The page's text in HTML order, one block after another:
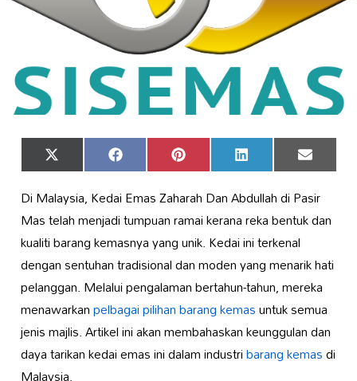
Share
on
X
(Twitter)
Share
on
Facebook Share
on
Pinterest Share
on
LinkedIn Share
on
Email
Di Malaysia, Kedai Emas Zaharah Dan Abdullah di Pasir
Mas telah menjadi tumpuan ramai kerana reka bentuk dan
kualiti barang kemasnya yang unik. Kedai ini terkenal
dengan sentuhan tradisional dan moden yang menarik hati
pelanggan. Melalui pengalaman bertahun-tahun, mereka
menawarkanpelbagai pilihan barang kemasuntuk semua
jenis majlis. Artikel ini akan membahaskan keunggulan dan
daya tarikan kedai emas ini dalam industribarang kemasdi